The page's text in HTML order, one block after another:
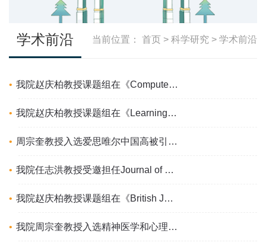
学术前沿 当前位置： 首页 > 科学研究 > 学术前沿
我院赵庆柏教授课题组在《Computers & Education》发表论文揭示人类主体性在学生-AI协同的创...
我院赵庆柏教授课题组在《Learning and Instruction》发表论文揭示视频交流中自视窗口对团体...
周宗奎教授入选爱思唯尔中国高被引学者和全球顶尖科学家榜单
我院任志洪教授受邀担任Journal of Contextual Behavioral Science编委
我院赵庆柏教授课题组在《British Journal of Educational Technology》发表论文揭示不同学习...
我院周宗奎教授入选精神医学和心理学2023年“中国高被引学者”榜单